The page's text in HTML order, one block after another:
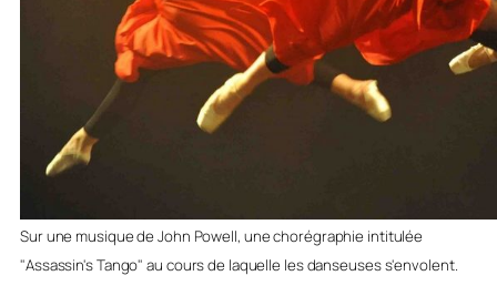
Sur une musique de John Powell, une chorégraphie intitulée
"Assassin's Tango" au cours de laquelle les danseuses s'envolent.